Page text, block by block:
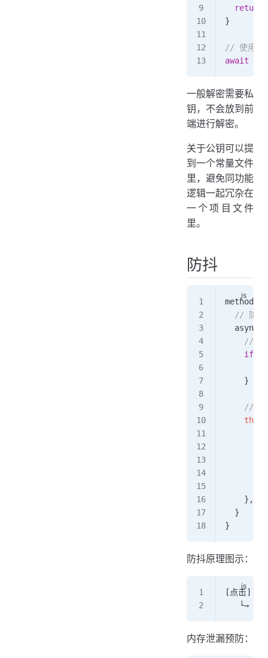
  return
}
// 使用
await
一般解密需要私
钥，不会放到前
端进行解密。
关于公钥可以提
到一个常量文件
里，避免同功能
逻辑一起冗杂在
一个项目文件
里。
防抖
methods
// 防抖
  async
// 1.
    if
    }
// 2.
    this
    },
  }
}
防抖原理图示：
[ 点击]
   └→ [
内存泄漏预防：